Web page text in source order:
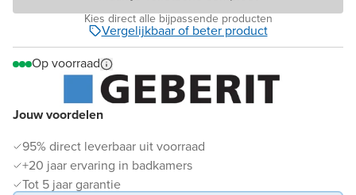
Jouw voordelen
95% direct leverbaar uit voorraad
+20 jaar ervaring in badkamers
Tot 5 jaar garantie
Kies direct alle bijpassende producten
Vergelijkbaar of beter product
Op voorraad